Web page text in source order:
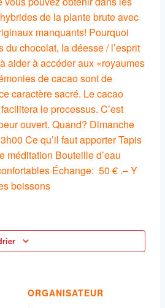
de la plante brute avec
manquants! Pourquoi
du chocolat, la déesse / l’esprit
aider à accéder aux «royaumes
de cacao sont de
caractère sacré. Le cacao
le processus. C’est
ouvert. Quand? Dimanche
Ce qu’il faut apporter Tapis
méditation Bouteille d’eau
Échange: 50 € .– Y
boissons
ORGANISATEUR